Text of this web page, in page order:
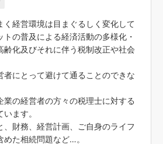
く経営環境は目まぐるしく変化して
の普及による経済活動の多様化・
齢化及びそれに伴う税制改正や社会
者にとって避けて通ることのできな
業の経営者の方々の税理士に対する
ます。
、財務、経営計画、ご自身のライフ
た相続問題など…。